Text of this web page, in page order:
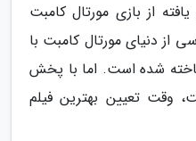
از بازی مورتال کامبت
6 فیلم اقتباسی از دنیای مورتال کامبت با
شده است. اما با پخش
وقت تعیین بهترین فیلم